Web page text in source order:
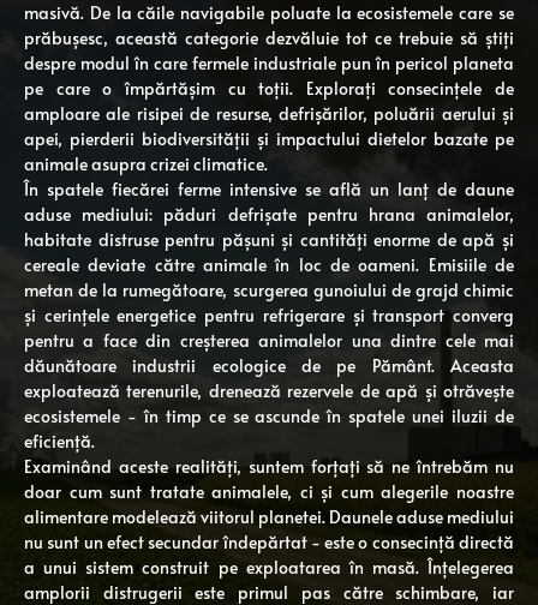
masivă. De la căile navigabile poluate la ecosistemele care se
prăbușesc, această categorie dezvăluie tot ce trebuie să știți
despre modul în care fermele industriale pun în pericol planeta
pe care o împărtășim cu toții. Explorați consecințele de
amploare ale risipei de resurse, defrișărilor, poluării aerului și
apei, pierderii biodiversității și impactului dietelor bazate pe
animale asupra crizei climatice.
În spatele fiecărei ferme intensive se află un lanț de daune
aduse mediului: păduri defrișate pentru hrana animalelor,
habitate distruse pentru pășuni și cantități enorme de apă și
cereale deviate către animale în loc de oameni. Emisiile de
metan de la rumegătoare, scurgerea gunoiului de grajd chimic
și cerințele energetice pentru refrigerare și transport converg
pentru a face din creșterea animalelor una dintre cele mai
dăunătoare industrii ecologice de pe Pământ. Aceasta
exploatează terenurile, drenează rezervele de apă și otrăvește
ecosistemele - în timp ce se ascunde în spatele unei iluzii de
eficiență.
Examinând aceste realități, suntem forțați să ne întrebăm nu
doar cum sunt tratate animalele, ci și cum alegerile noastre
alimentare modelează viitorul planetei. Daunele aduse mediului
nu sunt un efect secundar îndepărtat - este o consecință directă
a unui sistem construit pe exploatarea în masă. Înțelegerea
amplorii distrugerii este primul pas către schimbare, iar